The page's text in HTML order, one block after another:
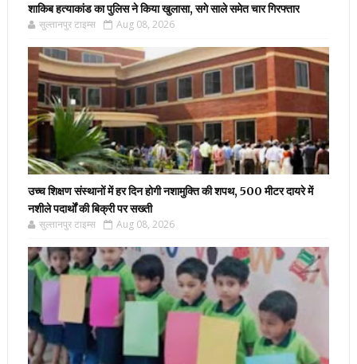
शाकिब हत्याकांड का पुलिस ने किया खुलासा, सगे साले समेत चार गिरफ्तार
सुल्तानपुर टाइम्स Aug 08, 2026
उच्च शिक्षण संस्थानों में हर दिन होगी नशामुक्ति की शपथ, 500 मीटर दायरे में
नशीले पदार्थों की बिक्री पर सख्ती
सुल्तानपुर टाइम्स Aug 08, 2026